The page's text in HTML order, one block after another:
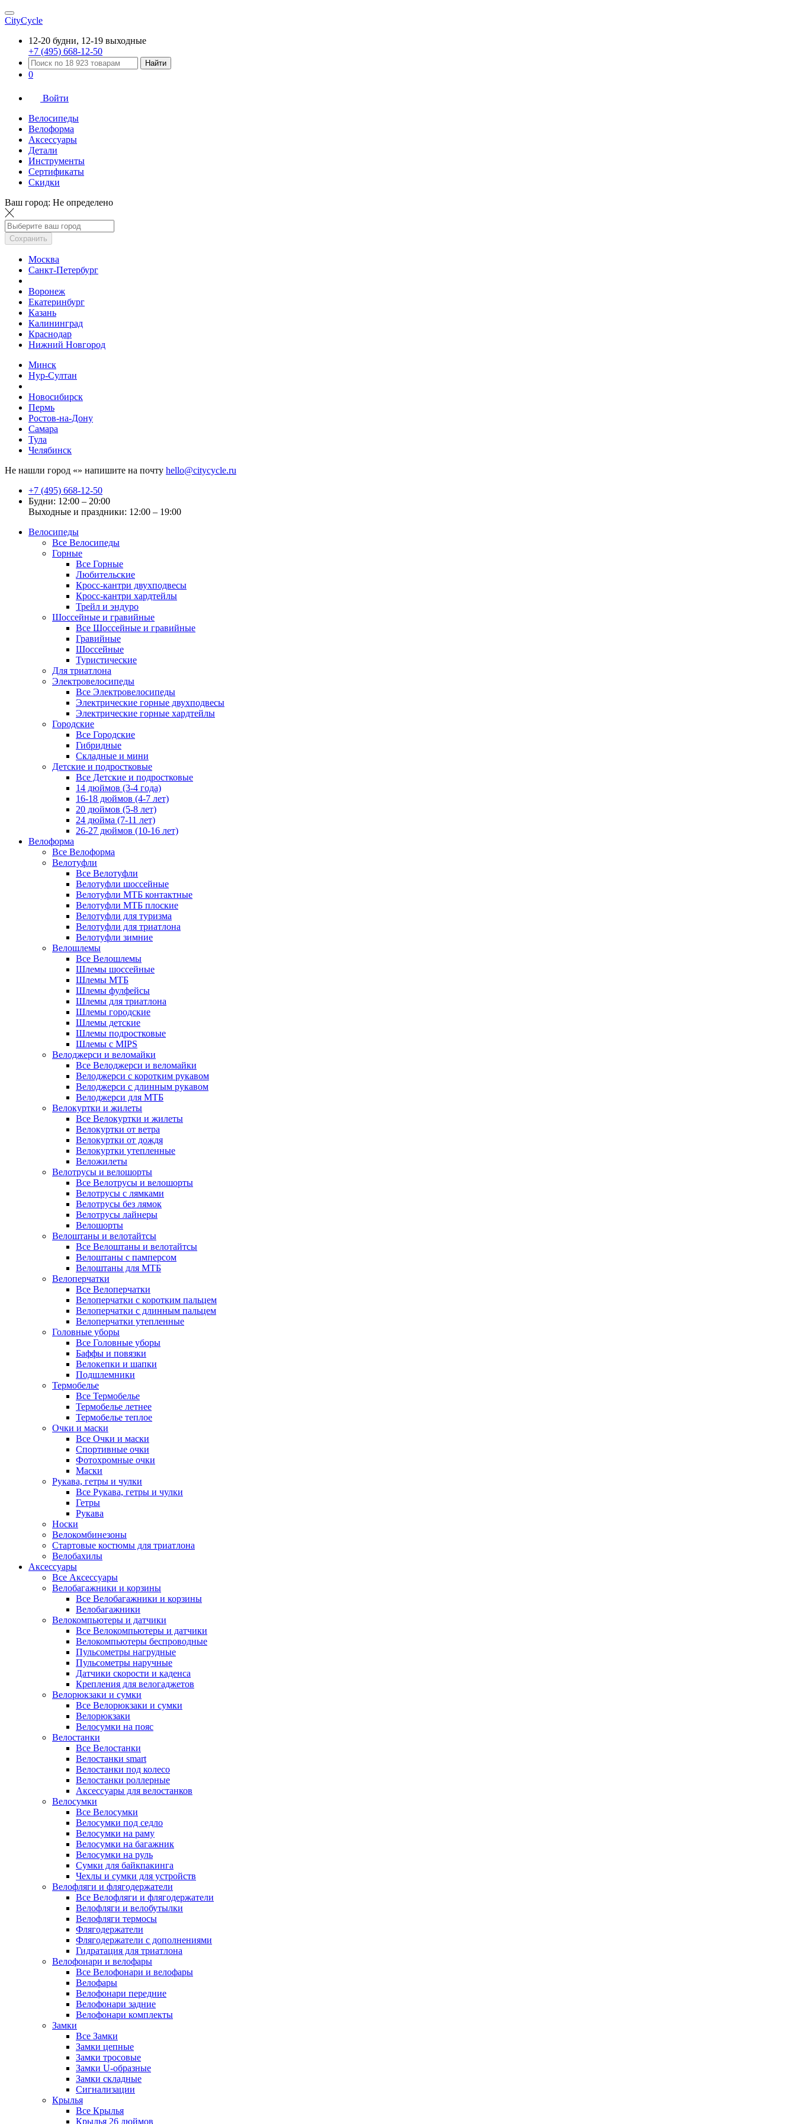
CityCycle
12-20 будни, 12-19 выходные
+7 (495) 668-12-50
Найти
0
Войти
Велосипеды
Велоформа
Аксессуары
Детали
Инструменты
Сертификаты
Скидки
Ваш город: Не определено
Сохранить
Москва
Санкт-Петербург
Воронеж
Екатеринбург
Казань
Калининград
Краснодар
Нижний Новгород
Минск
Нур-Султан
Новосибирск
Пермь
Ростов-на-Дону
Самара
Тула
Челябинск
Не нашли город «» напишите на почту hello@citycycle.ru
+7 (495) 668-12-50
Будни: 12:00 – 20:00
Выходные и праздники: 12:00 – 19:00
Велосипеды
Все Велосипеды
Горные
Все Горные
Любительские
Кросс-кантри двухподвесы
Кросс-кантри хардтейлы
Трейл и эндуро
Шоссейные и гравийные
Все Шоссейные и гравийные
Гравийные
Шоссейные
Туристические
Для триатлона
Электровелосипеды
Все Электровелосипеды
Электрические горные двухподвесы
Электрические горные хардтейлы
Городские
Все Городские
Гибридные
Складные и мини
Детские и подростковые
Все Детские и подростковые
14 дюймов (3-4 года)
16-18 дюймов (4-7 лет)
20 дюймов (5-8 лет)
24 дюйма (7-11 лет)
26-27 дюймов (10-16 лет)
Велоформа
Все Велоформа
Велотуфли
Все Велотуфли
Велотуфли шоссейные
Велотуфли МТБ контактные
Велотуфли МТБ плоские
Велотуфли для туризма
Велотуфли для триатлона
Велотуфли зимние
Велошлемы
Все Велошлемы
Шлемы шоссейные
Шлемы МТБ
Шлемы фулфейсы
Шлемы для триатлона
Шлемы городские
Шлемы детские
Шлемы подростковые
Шлемы с MIPS
Велоджерси и веломайки
Все Велоджерси и веломайки
Велоджерси с коротким рукавом
Велоджерси с длинным рукавом
Велоджерси для МТБ
Велокуртки и жилеты
Все Велокуртки и жилеты
Велокуртки от ветра
Велокуртки от дождя
Велокуртки утепленные
Веложилеты
Велотрусы и велошорты
Все Велотрусы и велошорты
Велотрусы с лямками
Велотрусы без лямок
Велотрусы лайнеры
Велошорты
Велоштаны и велотайтсы
Все Велоштаны и велотайтсы
Велоштаны с памперсом
Велоштаны для МТБ
Велоперчатки
Все Велоперчатки
Велоперчатки с коротким пальцем
Велоперчатки с длинным пальцем
Велоперчатки утепленные
Головные уборы
Все Головные уборы
Баффы и повязки
Велокепки и шапки
Подшлемники
Термобелье
Все Термобелье
Термобелье летнее
Термобелье теплое
Очки и маски
Все Очки и маски
Спортивные очки
Фотохромные очки
Маски
Рукава, гетры и чулки
Все Рукава, гетры и чулки
Гетры
Рукава
Носки
Велокомбинезоны
Стартовые костюмы для триатлона
Велобахилы
Аксессуары
Все Аксессуары
Велобагажники и корзины
Все Велобагажники и корзины
Велобагажники
Велокомпьютеры и датчики
Все Велокомпьютеры и датчики
Велокомпьютеры беспроводные
Пульсометры нагрудные
Пульсометры наручные
Датчики скорости и каденса
Крепления для велогаджетов
Велорюкзаки и сумки
Все Велорюкзаки и сумки
Велорюкзаки
Велосумки на пояс
Велостанки
Все Велостанки
Велостанки smart
Велостанки под колесо
Велостанки роллерные
Аксессуары для велостанков
Велосумки
Все Велосумки
Велосумки под седло
Велосумки на раму
Велосумки на багажник
Велосумки на руль
Сумки для байкпакинга
Чехлы и сумки для устройств
Велофляги и флягодержатели
Все Велофляги и флягодержатели
Велофляги и велобутылки
Велофляги термосы
Флягодержатели
Флягодержатели с дополнениями
Гидратация для триатлона
Велофонари и велофары
Все Велофонари и велофары
Велофары
Велофонари передние
Велофонари задние
Велофонари комплекты
Замки
Все Замки
Замки цепные
Замки тросовые
Замки U-образные
Замки складные
Сигнализации
Крылья
Все Крылья
Крылья 26 дюймов